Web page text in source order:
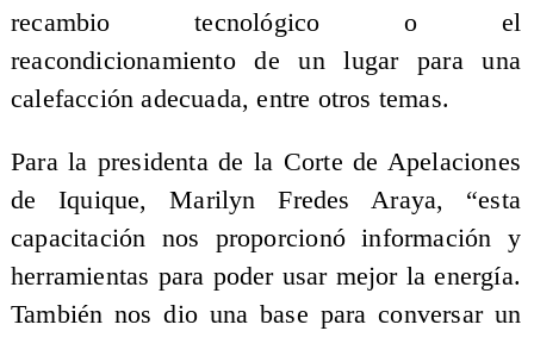
recambio tecnológico o el
reacondicionamiento de un lugar para una
calefacción adecuada, entre otros temas.
Para la presidenta de la Corte de Apelaciones
de Iquique, Marilyn Fredes Araya, “esta
capacitación nos proporcionó información y
herramientas para poder usar mejor la energía.
También nos dio una base para conversar un